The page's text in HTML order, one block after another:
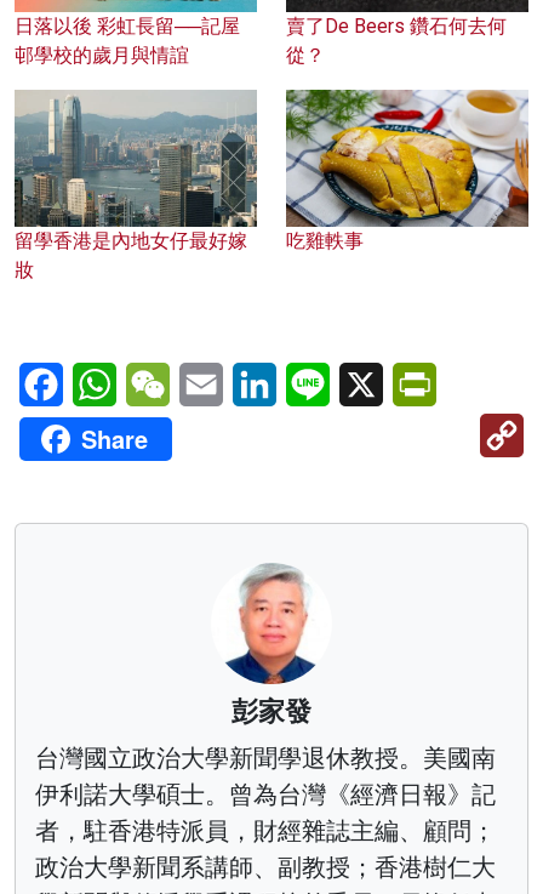
日落以後 彩虹長留──記屋
邨學校的歲月與情誼
賣了De Beers 鑽石何去何
從？
留學香港是內地女仔最好嫁
妝
吃雞軼事
FacebookWhatsAppWeChatEmail LinkedInLine X
Share
彭家發
台灣國立政治大學新聞學退休教授。美國南
伊利諾大學碩士。曾為台灣《經濟日報》記
者，駐香港特派員，財經雜誌主編、顧問；
政治大學新聞系講師、副教授；香港樹仁大